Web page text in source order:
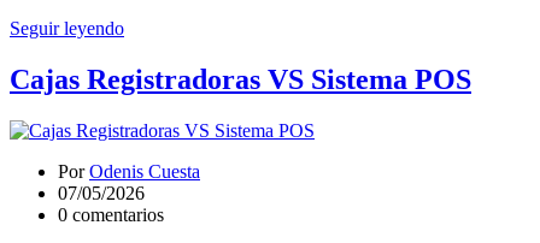
Seguir leyendo
Cajas Registradoras VS Sistema POS
PorOdenis Cuesta
07/05/2026
0 comentarios